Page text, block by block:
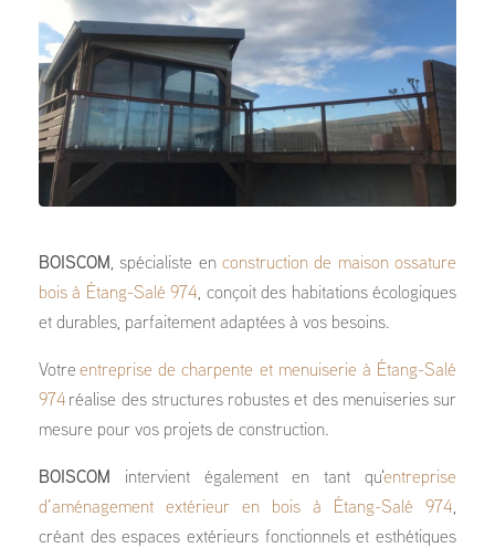
BOISCOM , spécialiste en construction de maison ossature
bois à Étang-Salé 974, conçoit des habitations écologiques
et durables, parfaitement adaptées à vos besoins.
Votreentreprise de charpente et menuiserie à Étang-Salé
974 réalise des structures robustes et des menuiseries sur
mesure pour vos projets de construction.
BOISCOM intervient également en tant qu'entreprise
d’aménagement extérieur en bois à Étang-Salé 974,
créant des espaces extérieurs fonctionnels et esthétiques